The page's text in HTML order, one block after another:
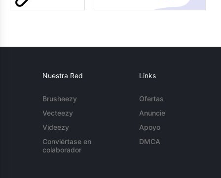
Nuestra Red
Brusheezy
Vecteezy
Videezy
Conviértase en
colaborador
Links
Ofertas
Anuncie
Apoyo
DMCA